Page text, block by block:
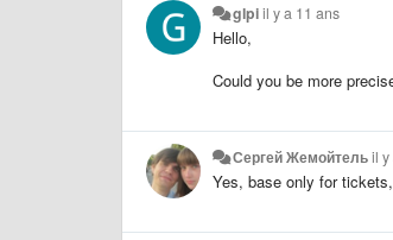
glpiil y a 11 ans
Hello,
Could you be more
Сергей Жемойтельil
Yes, base only for